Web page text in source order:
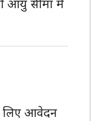
आयु सीमा में
लिए आवेदन